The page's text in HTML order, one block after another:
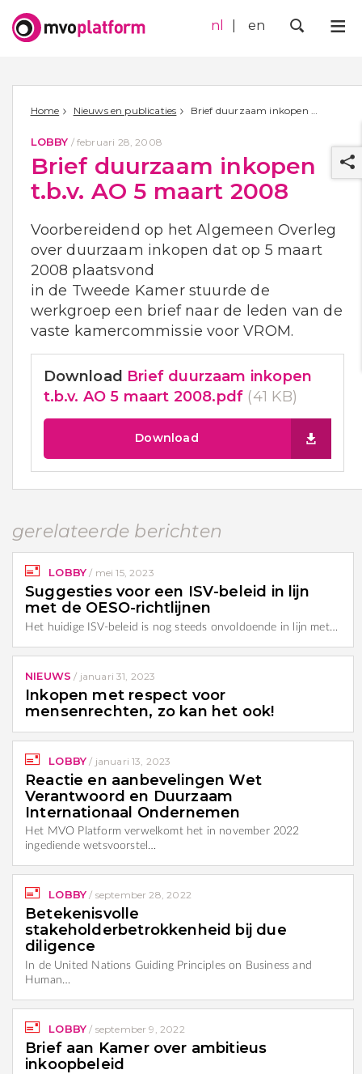
nl en
Home Nieuws en publicaties
LOBBY / februari 28, 2008
Brief duurzaam inkopen
t.b.v. AO 5 maart 2008
Voorbereidend op het Algemeen Overleg
over duurzaam inkopen dat op 5 maart
2008 plaatsvond
in de Tweede Kamer stuurde de
werkgroep een brief naar de leden van de
vaste kamercommissie voor VROM.
Download Brief duurzaam inkopen
t.b.v. AO 5 maart 2008.pdf (41 KB)
Download
gerelateerde berichten
LOBBY / mei 15, 2023
Suggesties voor een ISV-beleid in lijn
met de OESO-richtlijnen
Het huidige ISV-beleid is nog steeds onvoldoende in lijn met…
NIEUWS / januari 31, 2023
Inkopen met respect voor
mensenrechten, zo kan het ook!
LOBBY / januari 13, 2023
Reactie en aanbevelingen Wet
Verantwoord en Duurzaam
Internationaal Ondernemen
Het MVO Platform verwelkomt het in november 2022
ingediende wetsvoorstel…
LOBBY / september 28, 2022
Betekenisvolle
stakeholderbetrokkenheid bij due
diligence
In de United Nations Guiding Principles on Business and
Human…
LOBBY / september 9, 2022
Brief aan Kamer over ambitieus
inkoopbeleid